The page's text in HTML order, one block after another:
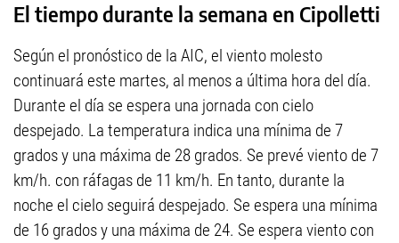
El tiempo durante la semana en Cipolletti
Según el pronóstico de la AIC, el viento molesto
continuará este martes, al menos a última hora del día.
Durante el día se espera una jornada con cielo
despejado. La temperatura indica una mínima de 7
grados y una máxima de 28 grados. Se prevé viento de 7
km/h. con ráfagas de 11 km/h. En tanto, durante la
noche el cielo seguirá despejado. Se espera una mínima
de 16 grados y una máxima de 24. Se espera viento con